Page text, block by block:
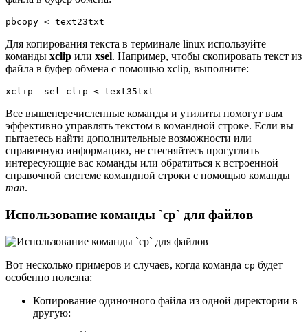
pbcopy < text23txt
Для копирования текста в терминале linux используйте
команды xclip или xsel. Например, чтобы скопировать текст из
файла в буфер обмена с помощью xclip, выполните:
xclip -sel clip < text35txt
Все вышеперечисленные команды и утилиты помогут вам
эффективно управлять текстом в командной строке. Если вы
пытаетесь найти дополнительные возможности или
справочную информацию, не стесняйтесь прогуглить
интересующие вас команды или обратиться к встроенной
справочной системе командной строки с помощью команды
man.
Использование команды `cp` для файлов
Вот несколько примеров и случаев, когда команда cp будет
особенно полезна:
Копирование одиночного файла из одной директории в
другую: